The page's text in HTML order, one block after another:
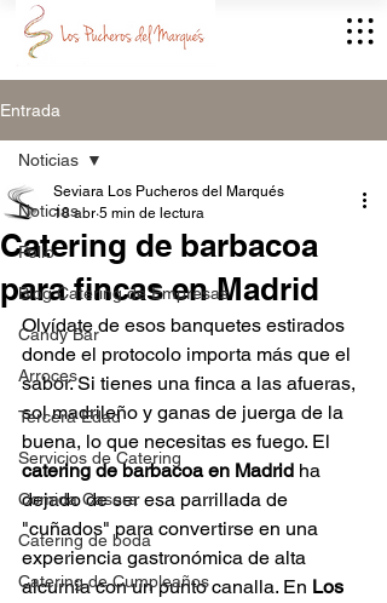
Entrada
Noticias
Pollo
Blog Catering de Empresas
Candy Bar
Arroces
Tercera Edad
Servicios de Catering
Comida Casera
Catering de boda
Catering de Cumpleaños
Noticias
Catering de barbacoa
para fincas en Madrid
Seviara Los Pucheros del Marqués
18 abr 5 min de lectura
Olvídate de esos banquetes estirados
donde el protocolo importa más que el
sabor. Si tienes una finca a las afueras,
sol madrileño y ganas de juerga de la
buena, lo que necesitas es fuego. El
catering de barbacoa en Madrid ha
dejado de ser esa parrillada de
"cuñados" para convertirse en una
experiencia gastronómica de alta
alcurnia con un punto canalla. En Los